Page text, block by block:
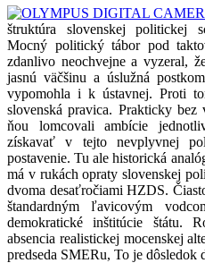
štruktúra slovenskej politickej
Mocný politický tábor pod
zdanlivo neochvejne a vyzeral,
jasnú väčšinu a úslužná
vypomohla i k ústavnej. Proti
slovenská pravica. Prakticky
ňou lomcovali ambície
získavať v tejto nevplyvnej
postavenie. Tu ale historická
má v rukách opraty slovenskej
dvoma desaťročiami HZDS.
štandardným ľavicovým
demokratické inštitúcie štátu.
absencia realistickej mocenskej
predseda SMERu, To je dôsledok